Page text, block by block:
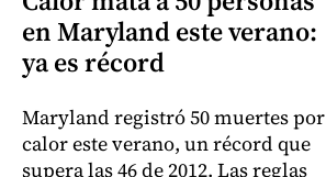
en Maryland este verano:
ya es récord
Maryland registró 50 muertes por
calor este verano, un récord que
supera las 46 de 2012. Las reglas